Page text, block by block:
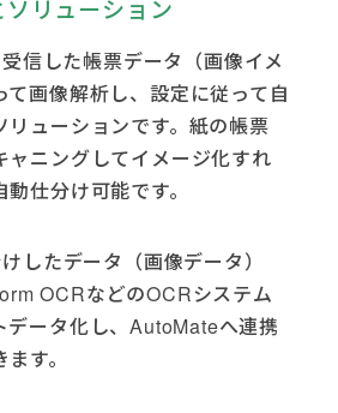
リューション
信した帳票データ（画像イメ
て画像解析し、設定に従って自
リューションです。紙の帳票
ャニングしてイメージ化すれ
仕分け可能です。
したデータ（画像データ）
OCRなどのOCRシステム
データ化し、AutoMateへ連携
す。